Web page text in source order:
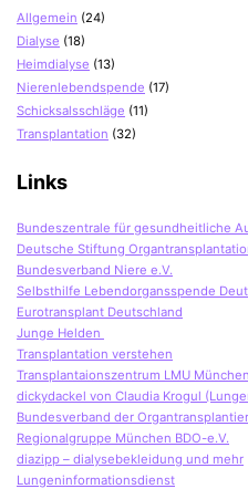
Allgemein (24)
Dialyse (18)
Heimdialyse (13)
Nierenlebendspende (17)
Schicksalsschläge (11)
Transplantation (32)
Links
Bundeszentrale für gesundheitliche
Deutsche Stiftung
Bundesverband Niere e.V.
Selbsthilfe Lebendorgansspende
Eurotransplant Deutschland
Junge Helden
Transplantation verstehen
Transplantaionszentrum LMU
dickydackel von Claudia Krogul
Bundesverband der
Regionalgruppe München BDO-e.V.
diazipp – dialysebekleidung und mehr
Lungeninformationsdienst